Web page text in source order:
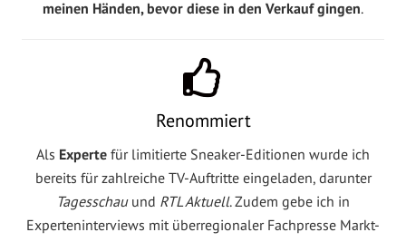
meinen Händen, bevor diese in den Verkauf gingen.
Renommiert
Als Experte für limitierte Sneaker-Editionen wurde ich
bereits für zahlreiche TV-Auftritte eingeladen, darunter
Tagesschauund RTL Aktuell. Zudem gebe ich in
Experteninterviews mit überregionaler Fachpresse Markt-